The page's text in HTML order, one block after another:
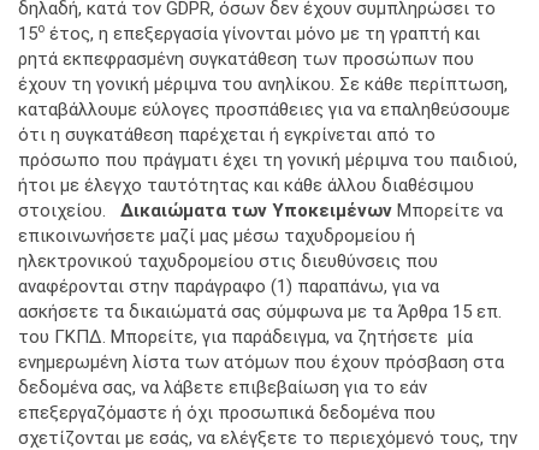
δηλαδή, κατά τον GDPR, όσων δεν έχουν συμπληρώσει το
15ο έτος, η επεξεργασία γίνονται μόνο με τη γραπτή και
ρητά εκπεφρασμένη συγκατάθεση των προσώπων που
έχουν τη γονική μέριμνα του ανηλίκου. Σε κάθε περίπτωση,
καταβάλλουμε εύλογες προσπάθειες για να επαληθεύσουμε
ότι η συγκατάθεση παρέχεται ή εγκρίνεται από το
πρόσωπο που πράγματι έχει τη γονική μέριμνα του παιδιού,
ήτοι με έλεγχο ταυτότητας και κάθε άλλου διαθέσιμου
στοιχείου. Δικαιώματα των Υποκειμένων Μπορείτε να
επικοινωνήσετε μαζί μας μέσω ταχυδρομείου ή
ηλεκτρονικού ταχυδρομείου στις διευθύνσεις που
αναφέρονται στην παράγραφο (1) παραπάνω, για να
ασκήσετε τα δικαιώματά σας σύμφωνα με τα Άρθρα 15 επ.
του ΓΚΠΔ. Μπορείτε, για παράδειγμα, να ζητήσετε μία
ενημερωμένη λίστα των ατόμων που έχουν πρόσβαση στα
δεδομένα σας, να λάβετε επιβεβαίωση για το εάν
επεξεργαζόμαστε ή όχι προσωπικά δεδομένα που
σχετίζονται με εσάς, να ελέγξετε το περιεχόμενό τους, την